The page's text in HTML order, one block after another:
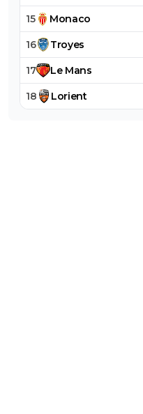
15 Monaco
16 Troyes
17 Le Mans
18 Lorient